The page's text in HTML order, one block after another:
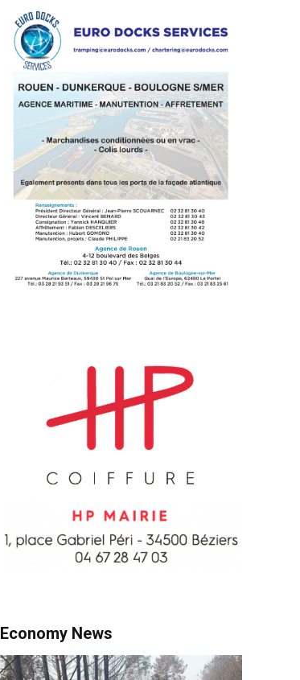
Economy News